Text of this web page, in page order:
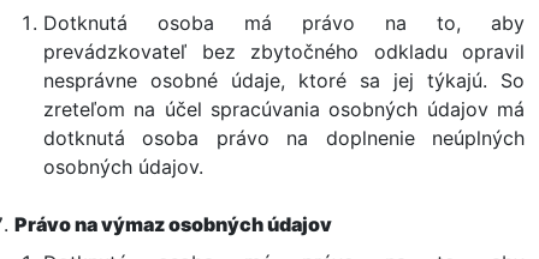
Dotknutá osoba má právo na to, aby
prevádzkovateľ bez zbytočného odkladu opravil
nesprávne osobné údaje, ktoré sa jej týkajú. So
zreteľom na účel spracúvania osobných údajov má
dotknutá osoba právo na doplnenie neúplných
osobných údajov.
Právo na výmaz osobných údajov